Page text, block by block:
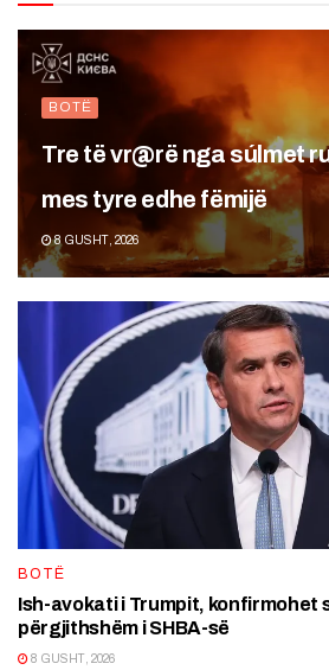
BOTË
Tre të vr@rë nga súlmet
mes tyre edhe fëmijë
8 GUSHT, 2026
BOTË
Ish-avokati i Trumpit, konfirmohet
përgjithshëm i SHBA-së
8 GUSHT, 2026